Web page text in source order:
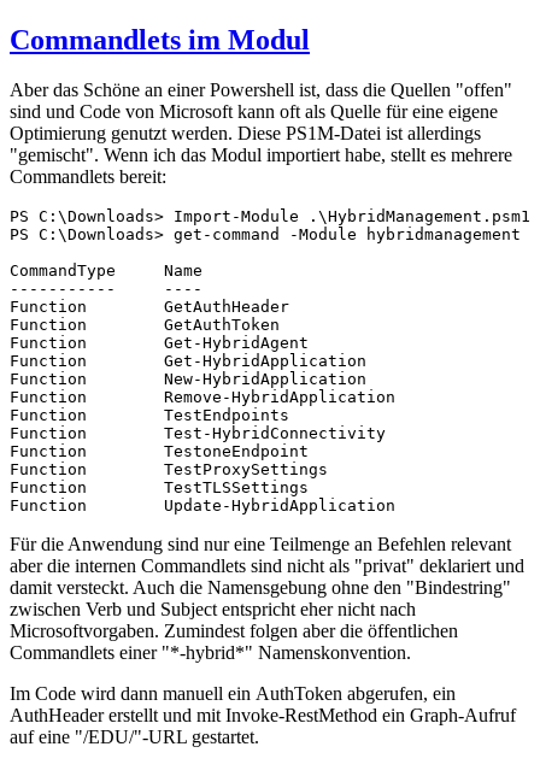
Commandlets im Modul
Aber das Schöne an einer Powershell ist, dass die Quellen "offen"
sind und Code von Microsoft kann oft als Quelle für eine eigene
Optimierung genutzt werden. Diese PS1M-Datei ist allerdings
"gemischt". Wenn ich das Modul importiert habe, stellt es mehrere
Commandlets bereit:
PS C:\Downloads> Import-Module .\HybridManagement.psm1
PS C:\Downloads> get-command -Module hybridmanagement
CommandType     Name
-----------     ----
Function        GetAuthHeader
Function        GetAuthToken
Function        Get-HybridAgent
Function        Get-HybridApplication
Function        New-HybridApplication
Function        Remove-HybridApplication
Function        TestEndpoints
Function        Test-HybridConnectivity
Function        TestoneEndpoint
Function        TestProxySettings
Function        TestTLSSettings
Function        Update-HybridApplication
Für die Anwendung sind nur eine Teilmenge an Befehlen relevant
aber die internen Commandlets sind nicht als "privat" deklariert und
damit versteckt. Auch die Namensgebung ohne den "Bindestring"
zwischen Verb und Subject entspricht eher nicht nach
Microsoftvorgaben. Zumindest folgen aber die öffentlichen
Commandlets einer "*-hybrid*" Namenskonvention.
Im Code wird dann manuell ein AuthToken abgerufen, ein
AuthHeader erstellt und mit Invoke-RestMethod ein Graph-Aufruf
auf eine "/EDU/"-URL gestartet.